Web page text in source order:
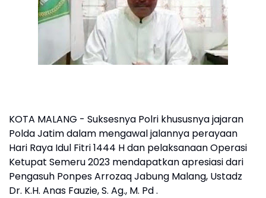
KOTA MALANG - Suksesnya Polri khususnya jajaran
Polda Jatim dalam mengawal jalannya perayaan
Hari Raya Idul Fitri 1444 H dan pelaksanaan Operasi
Ketupat Semeru 2023 mendapatkan apresiasi dari
Pengasuh Ponpes Arrozaq Jabung Malang, Ustadz
Dr. K.H. Anas Fauzie, S. Ag., M. Pd .